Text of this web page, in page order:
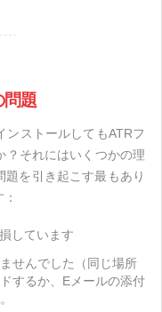
問題
ンストールしてもATRフ
？それにはいくつかの理
を引き起こす最もあり
しています
せんでした（同じ場所
するか、Eメールの添付